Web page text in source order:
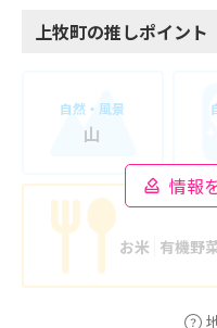
上牧町の推しポイント
情報
自然・風景
山
お米 有機野